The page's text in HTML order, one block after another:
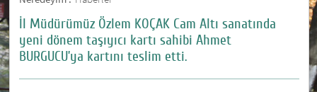
İl Müdürümüz Özlem KOÇAK Cam Altı sanatında
yeni dönem taşıyıcı kartı sahibi Ahmet
BURGUCU’ya kartını teslim etti.